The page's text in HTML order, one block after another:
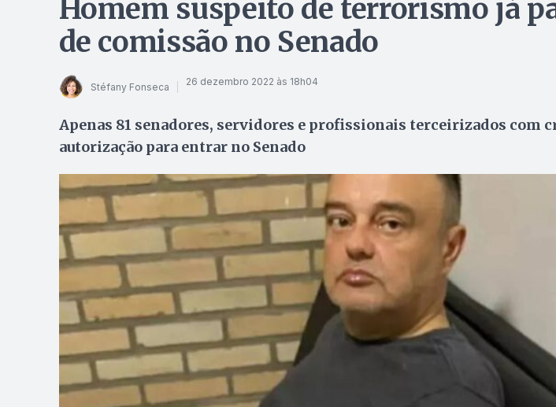
Homem suspeito de terrorismo já
de comissão no Senado
Stéfany Fonseca 26 dezembro 2022 às 18h04
Apenas 81 senadores, servidores e profissionais terceirizados com
autorização para entrar no Senado